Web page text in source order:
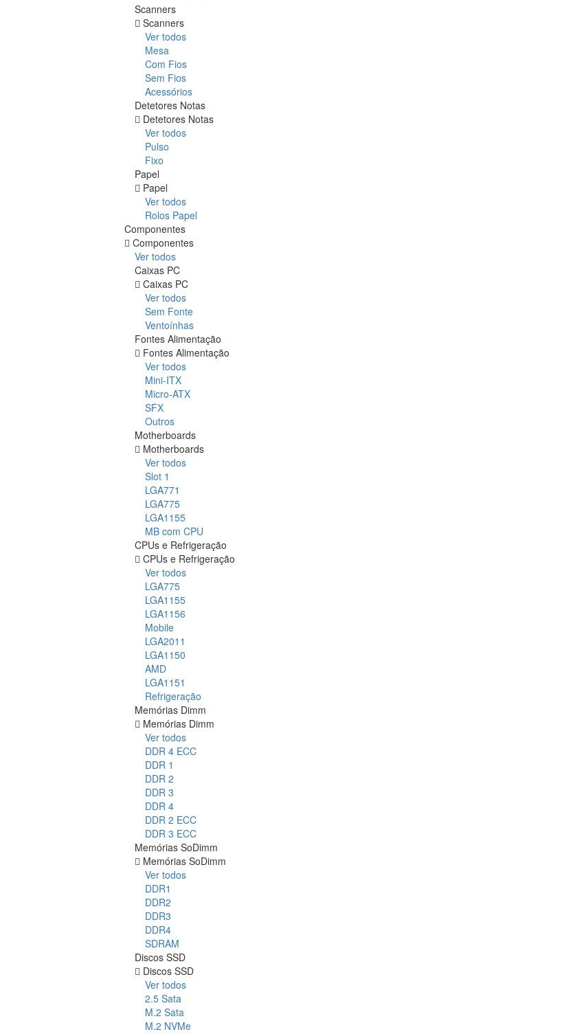
Scanners
Scanners
Ver todos
Mesa
Com Fios
Sem Fios
Acessórios
Detetores Notas
Detetores Notas
Ver todos
Pulso
Fixo
Papel
Papel
Ver todos
Rolos Papel
Componentes
Componentes
Ver todos
Caixas PC
Caixas PC
Ver todos
Sem Fonte
Ventoínhas
Fontes Alimentação
Fontes Alimentação
Ver todos
Mini-ITX
Micro-ATX
SFX
Outros
Motherboards
Motherboards
Ver todos
Slot 1
LGA771
LGA775
LGA1155
MB com CPU
CPUs e Refrigeração
CPUs e Refrigeração
Ver todos
LGA775
LGA1155
LGA1156
Mobile
LGA2011
LGA1150
AMD
LGA1151
Refrigeração
Memórias Dimm
Memórias Dimm
Ver todos
DDR 4 ECC
DDR 1
DDR 2
DDR 3
DDR 4
DDR 2 ECC
DDR 3 ECC
Memórias SoDimm
Memórias SoDimm
Ver todos
DDR1
DDR2
DDR3
DDR4
SDRAM
Discos SSD
Discos SSD
Ver todos
2.5 Sata
M.2 Sata
M.2 NVMe